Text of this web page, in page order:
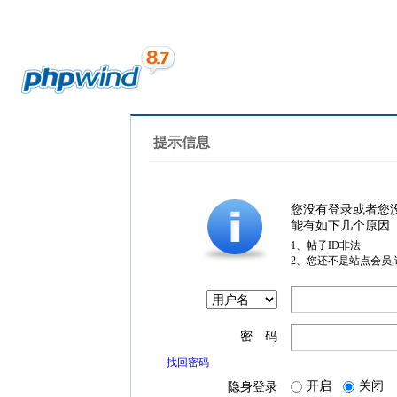
提示信息
您没有登录或者您
能有如下几个原因
1、帖子ID非法
2、您还不是站点会员
密 码
找回密码
隐身登录 开启 关闭